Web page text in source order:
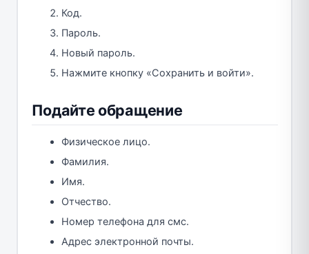
Код.
Пароль.
Новый пароль.
Нажмите кнопку «Сохранить и войти».
Подайте обращение
Физическое лицо.
Фамилия.
Имя.
Отчество.
Номер телефона для смс.
Адрес электронной почты.